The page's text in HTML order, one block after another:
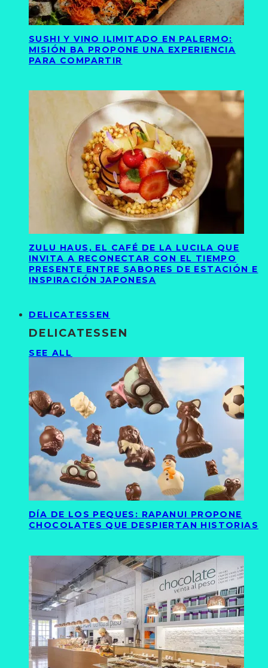
SUSHI Y VINO ILIMITADO EN PALERMO:
MISIÓN BA PROPONE UNA EXPERIENCIA
PARA COMPARTIR
ZULU HAUS, EL CAFÉ DE LA LUCILA QUE
INVITA A RECONECTAR CON EL TIEMPO
PRESENTE ENTRE SABORES DE ESTACIÓN E
INSPIRACIÓN JAPONESA
DELICATESSEN
DELICATESSEN
SEE ALL
DÍA DE LOS PEQUES: RAPANUI PROPONE
CHOCOLATES QUE DESPIERTAN HISTORIAS